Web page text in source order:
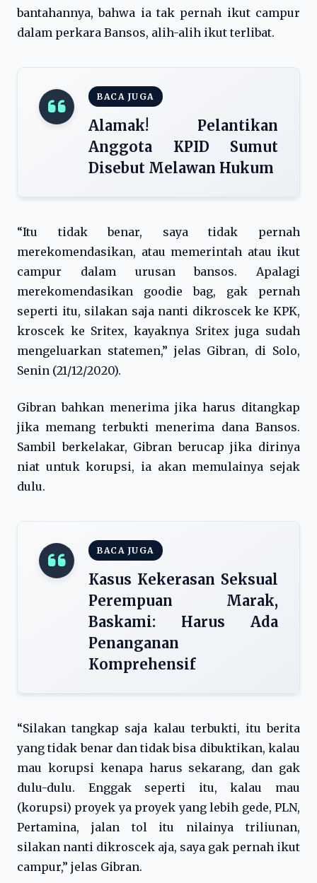
bantahannya, bahwa ia tak pernah ikut campur
dalam perkara Bansos, alih-alih ikut terlibat.
BACA JUGA
Alamak! Pelantikan
Anggota KPID Sumut
Disebut Melawan Hukum
“Itu tidak benar, saya tidak pernah
merekomendasikan, atau memerintah atau ikut
campur dalam urusan bansos. Apalagi
merekomendasikan goodie bag, gak pernah
seperti itu, silakan saja nanti dikroscek ke KPK,
kroscek ke Sritex, kayaknya Sritex juga sudah
mengeluarkan statemen,” jelas Gibran, di Solo,
Senin (21/12/2020).
Gibran bahkan menerima jika harus ditangkap
jika memang terbukti menerima dana Bansos.
Sambil berkelakar, Gibran berucap jika dirinya
niat untuk korupsi, ia akan memulainya sejak
dulu.
BACA JUGA
Kasus Kekerasan Seksual
Perempuan Marak,
Baskami: Harus Ada
Penanganan
Komprehensif
“Silakan tangkap saja kalau terbukti, itu berita
yang tidak benar dan tidak bisa dibuktikan, kalau
mau korupsi kenapa harus sekarang, dan gak
dulu-dulu. Enggak seperti itu, kalau mau
(korupsi) proyek ya proyek yang lebih gede, PLN,
Pertamina, jalan tol itu nilainya triliunan,
silakan nanti dikroscek aja, saya gak pernah ikut
campur,” jelas Gibran.